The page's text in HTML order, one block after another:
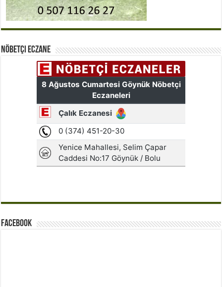
Nöbetçi Eczane
Facebook